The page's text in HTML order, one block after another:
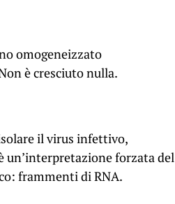
omogeneizzato
è cresciuto nulla.
il virus infettivo,
un’interpretazione forzata del
frammenti di RNA.